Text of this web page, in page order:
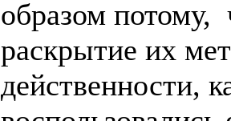
образом
раскрытие их
действенности,